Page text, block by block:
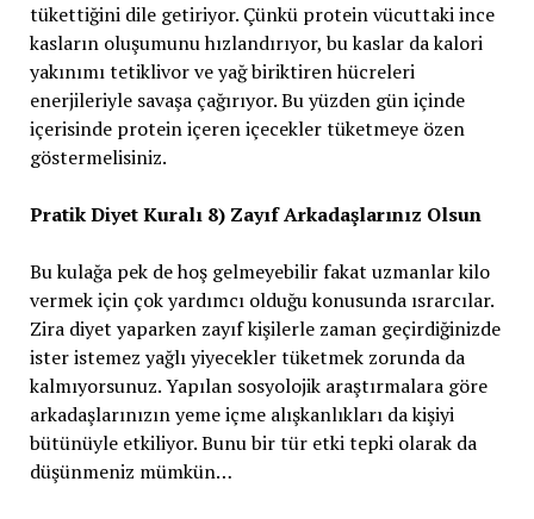
tükettiğini dile getiriyor. Çünkü protein vücuttaki ince
kasların oluşumunu hızlandırıyor, bu kaslar da kalori
yakınımı tetiklivor ve yağ biriktiren hücreleri
enerjileriyle savaşa çağırıyor. Bu yüzden gün içinde
içerisinde protein içeren içecekler tüketmeye özen
göstermelisiniz.
Pratik Diyet Kuralı 8) Zayıf Arkadaşlarınız Olsun
Bu kulağa pek de hoş gelmeyebilir fakat uzmanlar kilo
vermek için çok yardımcı olduğu konusunda ısrarcılar.
Zira diyet yaparken zayıf kişilerle zaman geçirdiğinizde
ister istemez yağlı yiyecekler tüketmek zorunda da
kalmıyorsunuz. Yapılan sosyolojik araştırmalara göre
arkadaşlarınızın yeme içme alışkanlıkları da kişiyi
bütünüyle etkiliyor. Bunu bir tür etki tepki olarak da
düşünmeniz mümkün…